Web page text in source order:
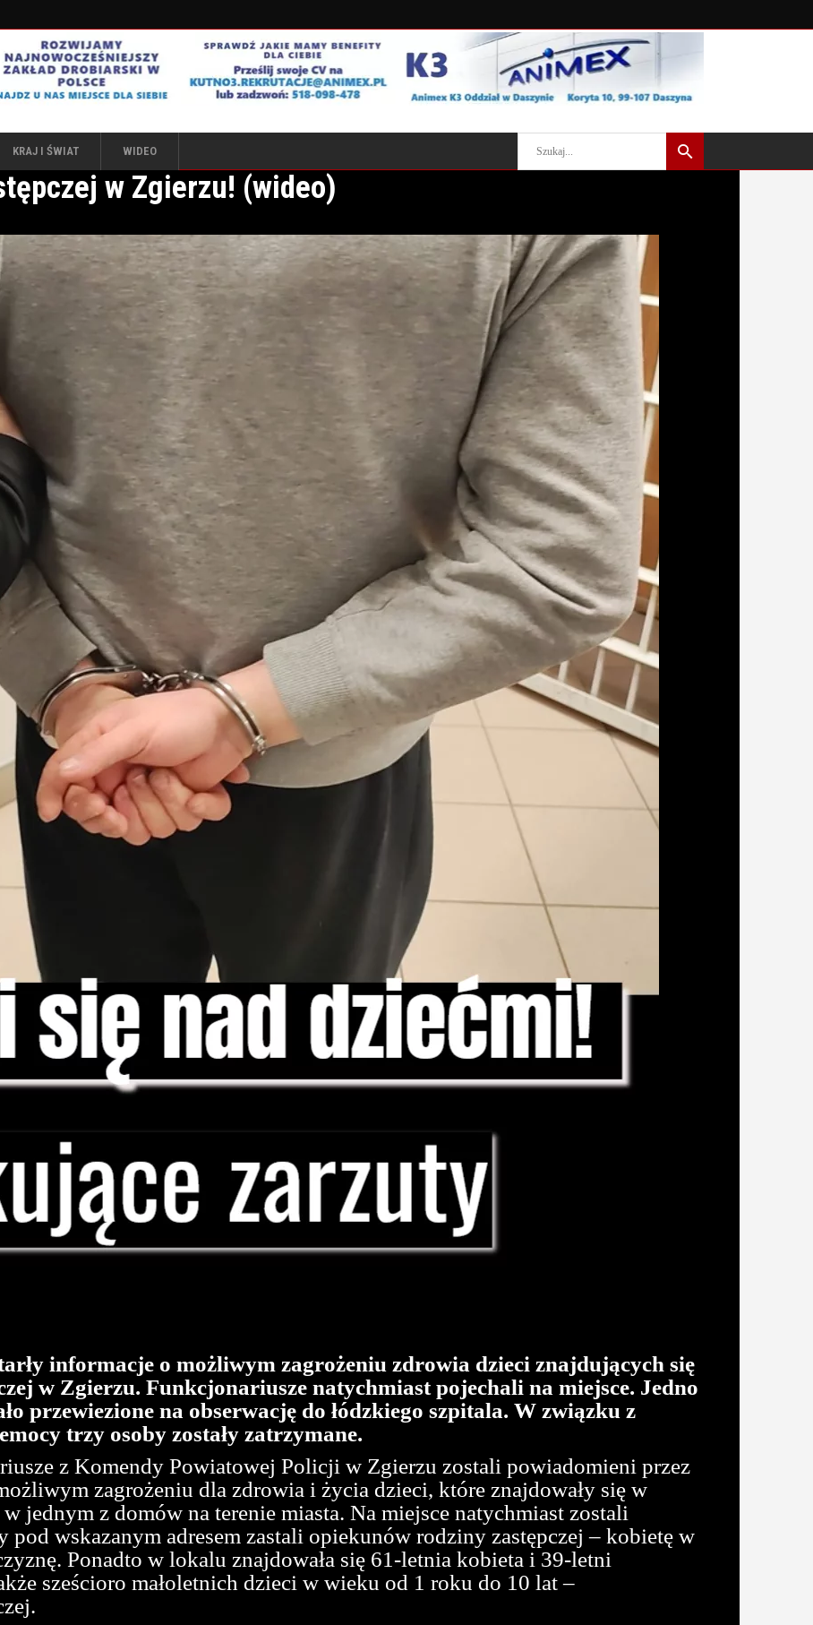
KRAJ I ŚWIAT WIDEO
w Zgierzu! (wideo)
informacje o możliwym zagrożeniu zdrowia dzieci znajdujących się
w Zgierzu. Funkcjonariusze natychmiast pojechali na miejsce. Jedno
przewiezione na obserwację do łódzkiego szpitala. W związku z
trzy osoby zostały zatrzymane.
z Komendy Powiatowej Policji w Zgierzu zostali powiadomieni przez
zagrożeniu dla zdrowia i życia dzieci, które znajdowały się w
jednym z domów na terenie miasta. Na miejsce natychmiast zostali
pod wskazanym adresem zastali opiekunów rodziny zastępczej – kobietę w
Ponadto w lokalu znajdowała się 61-letnia kobieta i 39-letni
sześcioro małoletnich dzieci w wieku od 1 roku do 10 lat –